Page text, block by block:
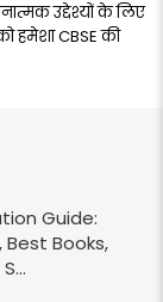
उद्देश्यों के लिए
हमेशा CBSE की
Guide:
Books,